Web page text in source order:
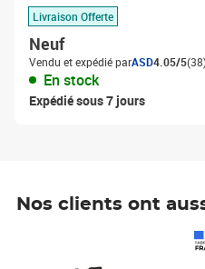
Livraison Offerte
Neuf
Vendu et expédié parASD4.05/5
En stock
Expédié sous 7 jours
Nos clients ont